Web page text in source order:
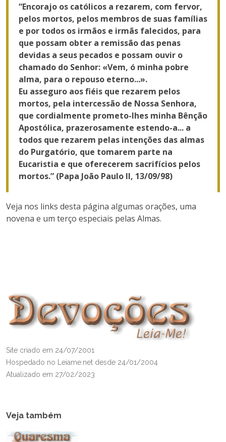
“Encorajo os católicos a rezarem, com fervor,
pelos mortos, pelos membros de suas famílias
e por todos os irmãos e irmãs falecidos, para
que possam obter a remissão das penas
devidas a seus pecados e possam ouvir o
chamado do Senhor: «Vem, ó minha pobre
alma, para o repouso eterno...».
Eu asseguro aos fiéis que rezarem pelos
mortos, pela intercessão de Nossa Senhora,
que cordialmente prometo-lhes minha Bênção
Apostólica, prazerosamente estendo-a... a
todos que rezarem pelas intenções das almas
do Purgatório, que tomarem parte na
Eucaristia e que oferecerem sacrifícios pelos
mortos.” (Papa João Paulo II, 13/09/98)
Veja nos links desta página algumas orações, uma
novena e um terço especiais pelas Almas.
Site criado em 24/07/2001
Hospedado no Leiame.net desde 24/01/2004
Atualizado em 27/02/2023
Veja também